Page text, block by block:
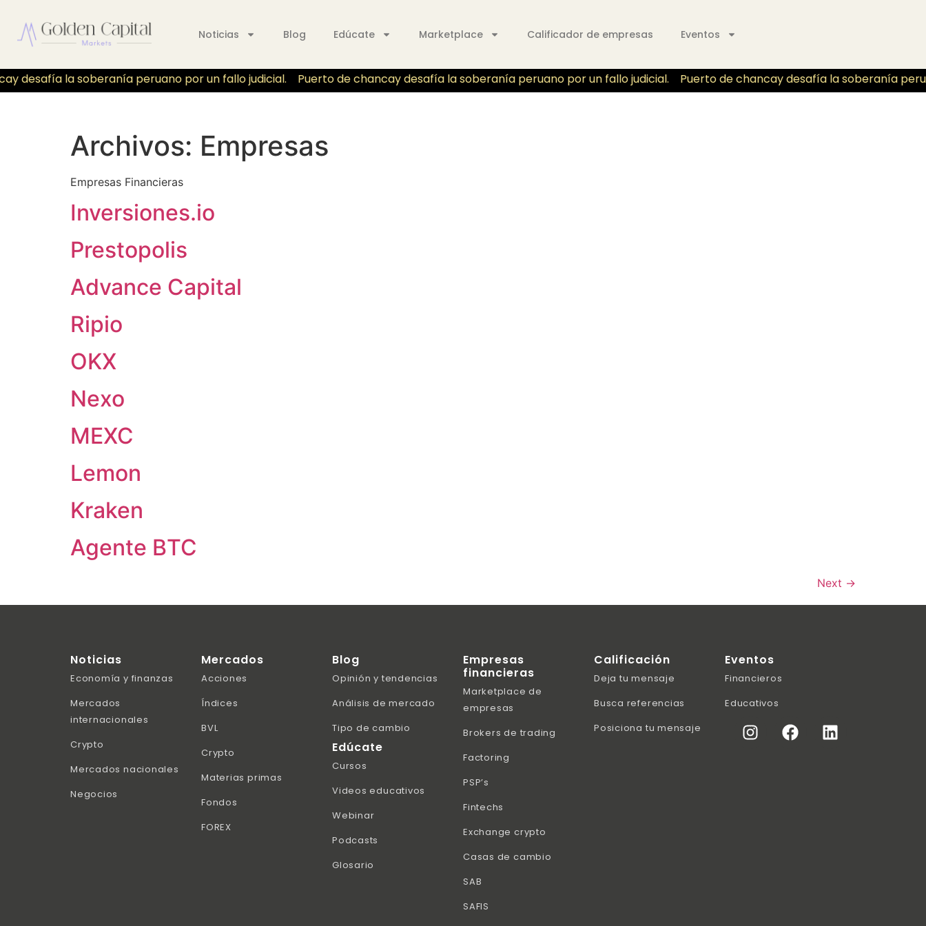
Noticias Blog Edúcate Marketplace Calificador de empresas Eventos
desafía la soberanía peruano por un fallo judicial. Puerto de chancay desafía la soberanía peruano por un fallo judicial. Puerto de chancay desafía la soberanía
Archivos: Empresas
Empresas Financieras
Inversiones.io
Prestopolis
Advance Capital
Ripio
OKX
Nexo
MEXC
Lemon
Kraken
Agente BTC
Next →
Noticias
Economía y finanzas
Mercados
internacionales
Crypto
Mercados nacionales
Negocios
Mercados
Acciones
Índices
BVL
Crypto
Materias primas
Fondos
FOREX
Blog
Opinión y tendencias
Análisis de mercado
Tipo de cambio
Edúcate
Cursos
Videos educativos
Webinar
Podcasts
Glosario
Empresas
financieras
Marketplace de
empresas
Brokers de trading
Factoring
PSP’s
Fintechs
Exchange crypto
Casas de cambio
SAB
SAFIS
Calificación
Deja tu mensaje
Busca referencias
Posiciona tu mensaje
Eventos
Financieros
Educativos